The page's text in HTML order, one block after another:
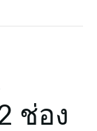
ช่อง